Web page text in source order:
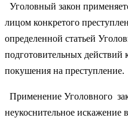
Уголовный закон
лицом конкретого
определенной статьей
подготовительных
покушения на преступление.
Применение Уголовного
неукоснительное искажение